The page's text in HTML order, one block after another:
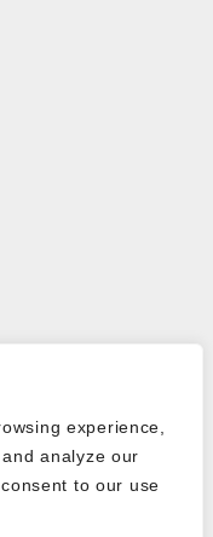
experience,
analyze our
to our use